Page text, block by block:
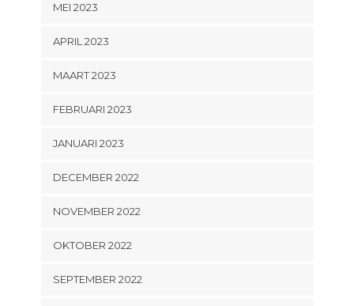
MEI 2023
APRIL 2023
MAART 2023
FEBRUARI 2023
JANUARI 2023
DECEMBER 2022
NOVEMBER 2022
OKTOBER 2022
SEPTEMBER 2022